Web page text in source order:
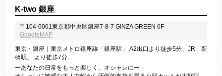
K-two 銀座
〒104-0061東京都中央区銀座7-8-7 GINZA GREEN 6F
GoogleMAP
東京・銀座｜東京メトロ銀座線「銀座駅」 A2出口より徒歩5分、JR「新
橋駅」 より徒歩7分
ーあなたの日常をもっと楽しく、オシャレにー